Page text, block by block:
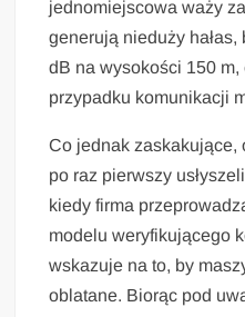
jednomiejscowa waży
generują nieduży
dB na wysokości 150
przypadku komunikacji
Co jednak zaskakujące,
po raz pierwszy
kiedy firma
modelu weryfikującego
wskazuje na to, by
oblatane. Biorąc pod